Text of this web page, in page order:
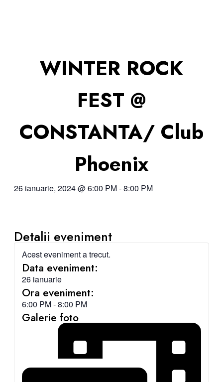
WINTER ROCK
FEST @
CONSTANTA/ Club
Phoenix
26 ianuarie, 2024@6:00 PM-8:00 PM
Detalii eveniment
Acest eveniment a trecut.
Data eveniment:
26 ianuarie
Ora eveniment:
6:00 PM-8:00 PM
Galerie foto